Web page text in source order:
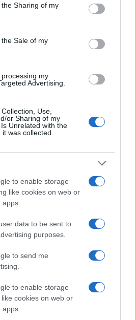
usage behaviour. You may click to
Google and its third-party tags to
purposes in below Google
Sharing of my
Sale of my
my
Advertising.
Use,
or Sharing of my
Unrelated with the
was collected.
to enable storage
like cookies on web or
data to be sent to
purposes.
to send me
to enable storage
cookies on web or
e gusto in un solo fine
Tassinari
torinese con passaporto
riscrisse un percorso alpino
al Rifugio Garelli: oggi cura
in chiave narrativa. In
longform, sostiene
al paesaggio e conserva un
con mappe disegnate a